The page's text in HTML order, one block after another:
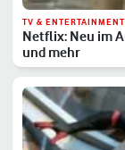
TV & ENTERTAINMENT
Netflix: Neu im
und mehr